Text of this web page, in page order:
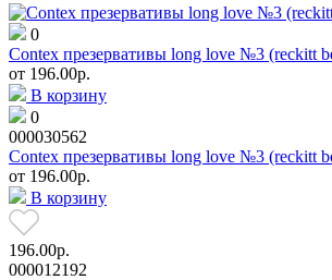
0
Contex презервативы long love №3 (reckitt
от 196.00р.
В корзину
0
000030562
Contex презервативы long love №3 (reckitt
от 196.00р.
В корзину
196.00р.
000012192